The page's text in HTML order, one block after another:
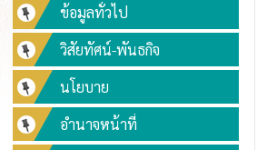
ข้อมูลทั่วไป
วิสัยทัศน์-พันธกิจ
นโยบาย
อำนาจหน้าที่